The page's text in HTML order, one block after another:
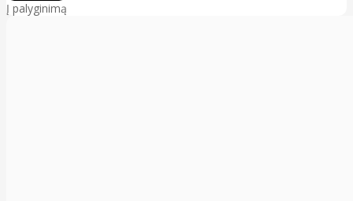
Į palyginimą